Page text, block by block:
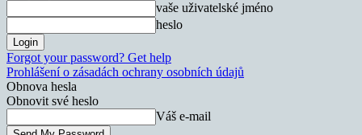
vaše uživatelské jméno
heslo
Forgot your password? Get help
Prohlášení o zásadách ochrany osobních údajů
Obnova hesla
Obnovit své heslo
Váš e-mail